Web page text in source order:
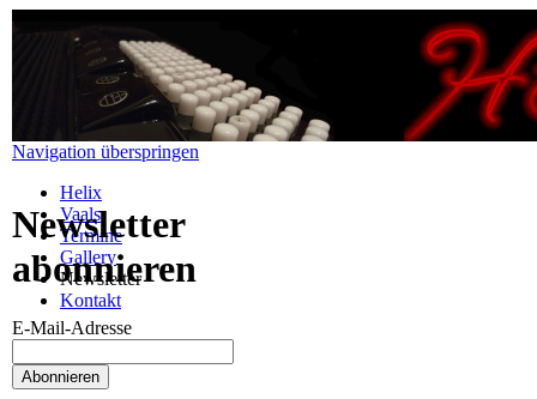
Navigation überspringen
Helix
Vaals
Termine
Gallery
Newsletter
Kontakt
Newsletter
abonnieren
E-Mail-Adresse